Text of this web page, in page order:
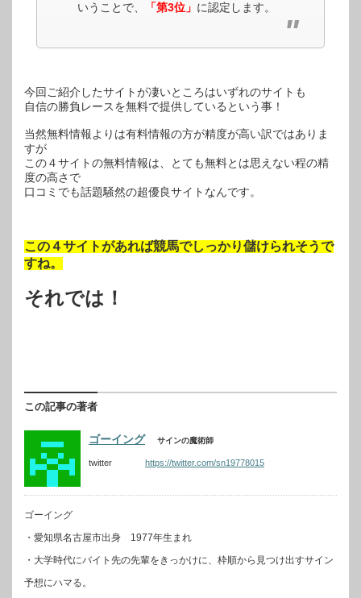
いうことで、
「第3位」 に認定します。
今回ご紹介したサイトが凄いところはいずれのサイトも
自信の勝負レースを無料で提供しているという事！
当然無料情報よりは有料情報の方が精度が高い訳ではありま
すが
この４サイトの無料情報は、とても無料とは思えない程の精
度の高さで
口コミでも話題騒然の超優良サイトなんです。
この４サイトがあれば競馬でしっかり儲けられそうで
すね。
それでは！
この記事の著者
ゴーイング サインの魔術師
twitter https://twitter.com/sn19778015
ゴーイング
・愛知県名古屋市出身 1977年生まれ
・大学時代にバイト先の先輩をきっかけに、枠順から見つけ出すサイン
予想にハマる。